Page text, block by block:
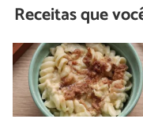
Receitas que